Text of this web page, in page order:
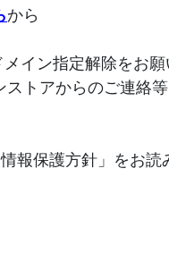
から
イン指定解除をお願
トアからのご連絡
報保護方針」をお読